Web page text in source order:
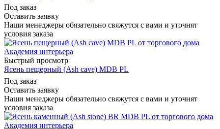
Под заказ
Оставить заявку
Наши менеджеры обязательно свяжутся с вами и уточнят
условия заказа
Быстрый просмотр
Ясень пещерный (Ash cave) MDB PL
Под заказ
Оставить заявку
Наши менеджеры обязательно свяжутся с вами и уточнят
условия заказа